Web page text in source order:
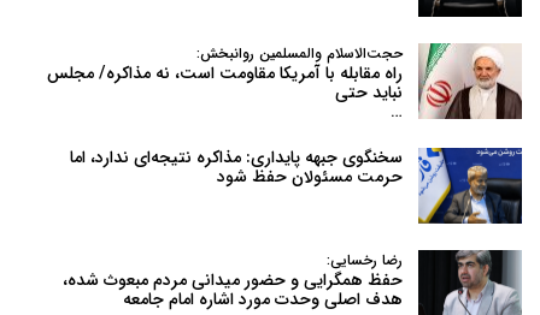
حجت‌الاسلام والمسلمین روانبخش:
راه مقابله با آمریکا مقاومت است، نه مذاکره/ مجلس
نباید حتی
…
سخنگوی جبهه پایداری: مذاکره نتیجه‌ای ندارد، اما
حرمت مسئولان حفظ شود
رضا رخسایی:
حفظ همگرایی و حضور میدانی مردم مبعوث شده،
هدف اصلی وحدت مورد اشاره امام جامعه